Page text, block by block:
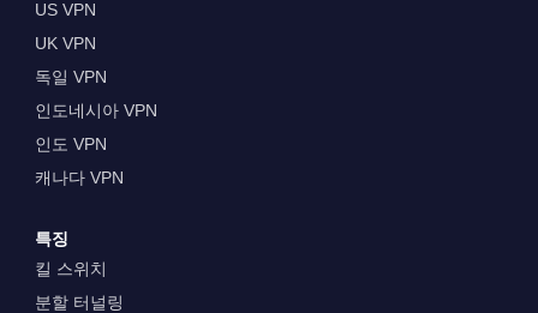
US VPN
UK VPN
독일 VPN
인도네시아 VPN
인도 VPN
캐나다 VPN
특징
킬 스위치
분할 터널링